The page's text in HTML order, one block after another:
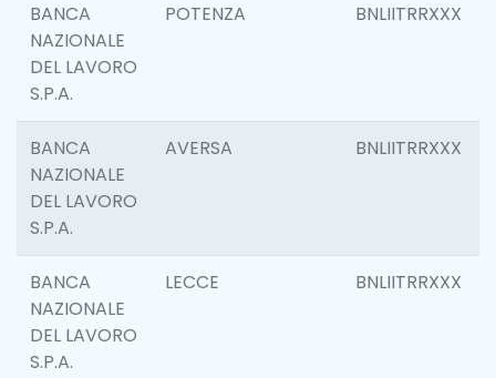
BANCA
NAZIONALE
DEL LAVORO
S.P.A.
POTENZA BNLIITRRXXX
BANCA
NAZIONALE
DEL LAVORO
S.P.A.
AVERSA BNLIITRRXXX
BANCA
NAZIONALE
DEL LAVORO
S.P.A.
LECCE BNLIITRRXXX